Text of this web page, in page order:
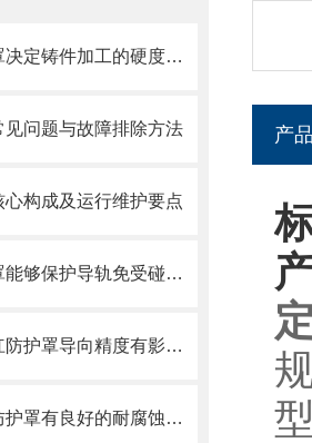
直线导轨防护罩决定铸件加工的硬度值指标
问题与故障排除方法
心构成及运行维护要点
直线导轨防护罩能够保护导轨免受碰撞和磨损
会对缝合式丝杠防护罩导向精度有影响的因素都有哪些？
加工中心钢板防护罩有良好的耐腐蚀性，能在各种环境下长时间使用
产